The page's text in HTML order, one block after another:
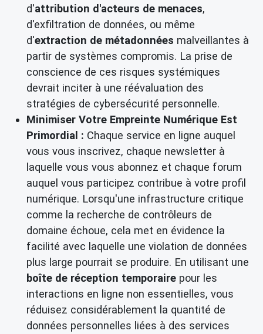
d'attribution d'acteurs de menaces,
d'exfiltration de données, ou même
d'extraction de métadonnées malveillantes à
partir de systèmes compromis. La prise de
conscience de ces risques systémiques
devrait inciter à une réévaluation des
stratégies de cybersécurité personnelle.
Minimiser Votre Empreinte Numérique Est
Primordial : Chaque service en ligne auquel
vous vous inscrivez, chaque newsletter à
laquelle vous vous abonnez et chaque forum
auquel vous participez contribue à votre profil
numérique. Lorsqu'une infrastructure critique
comme la recherche de contrôleurs de
domaine échoue, cela met en évidence la
facilité avec laquelle une violation de données
plus large pourrait se produire. En utilisant une
boîte de réception temporaire pour les
interactions en ligne non essentielles, vous
réduisez considérablement la quantité de
données personnelles liées à des services